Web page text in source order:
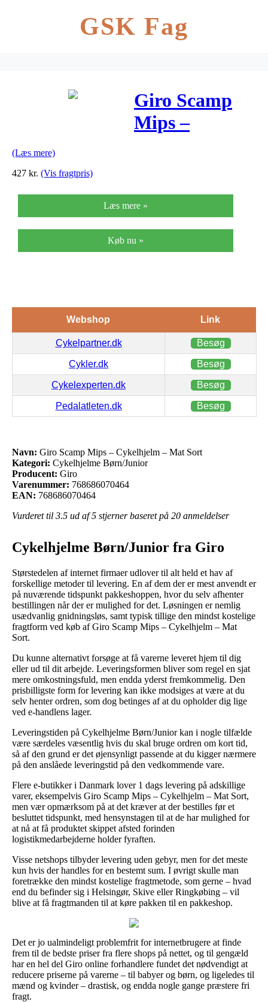
GSK Fag
Giro Scamp
Mips –
(Læs mere)
427 kr. (Vis fragtpris)
Læs mere »
Køb nu »
Webshop Link
Cykelpartner.dk Besøg
Cykler.dk Besøg
Cykelexperten.dk Besøg
Pedalatleten.dk Besøg
Navn: Giro Scamp Mips – Cykelhjelm – Mat Sort
Kategori: Cykelhjelme Børn/Junior
Producent: Giro
Varenummer: 768686070464
EAN: 768686070464
Vurderet til 3.5 ud af 5 stjerner baseret på 20 anmeldelser
Cykelhjelme Børn/Junior fra Giro
Størstedelen af internet firmaer udlover til alt held et hav af
forskellige metoder til levering. En af dem der er mest anvendt er
på nuværende tidspunkt pakkeshoppen, hvor du selv afhenter
bestillingen når der er mulighed for det. Løsningen er nemlig
usædvanlig gnidningsløs, samt typisk tillige den mindst kostelige
fragtform ved køb af Giro Scamp Mips – Cykelhjelm – Mat
Sort.
Du kunne alternativt forsøge at få varerne leveret hjem til dig
eller ud til dit arbejde. Leveringsformen bliver som regel en sjat
mere omkostningsfuld, men endda yderst fremkommelig. Den
prisbilligste form for levering kan ikke modsiges at være at du
selv henter ordren, som dog betinges af at du opholder dig lige
ved e-handlens lager.
Leveringstiden på Cykelhjelme Børn/Junior kan i nogle tilfælde
være særdeles væsentlig hvis du skal bruge ordren om kort tid,
så af den grund er det øjensynligt passende at du kigger nærmere
på den anslåede leveringstid på den vedkommende vare.
Flere e-butikker i Danmark lover 1 dags levering på adskillige
varer, eksempelvis Giro Scamp Mips – Cykelhjelm – Mat Sort,
men vær opmærksom på at det kræver at der bestilles før et
besluttet tidspunkt, med hensynstagen til at de har mulighed for
at nå at få produktet skippet afsted forinden
logistikmedarbejderne holder fyraften.
Visse netshops tilbyder levering uden gebyr, men for det meste
kun hvis der handles for en bestemt sum. I øvrigt skulle man
foretrække den mindst kostelige fragtmetode, som gerne – hvad
end du befinder sig i Helsingør, Skive eller Ringkøbing – vil
blive at få fragtmanden til at køre pakken til en pakkeshop.
Det er jo ualmindeligt problemfrit for internetbrugere at finde
frem til de bedste priser fra flere shops på nettet, og til gengæld
har en hel del Giro online forhandlere fundet det nødvendigt at
reducere priserne på varerne – til babyer og børn, og ligeledes til
mænd og kvinder – drastisk, og endda nogle gange præstere fri
fragt.